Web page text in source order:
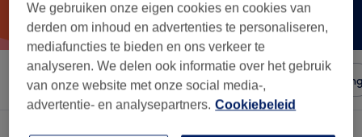
Sorteer op Salons Expresaanbiedingen
We gebruiken onze eigen cookies en cookies van
derden om inhoud en advertenties te personaliseren,
mediafuncties te bieden en ons verkeer te
analyseren. We delen ook informatie over het gebruik
van onze website met onze social media-,
advertentie- en analysepartners. Cookiebeleid